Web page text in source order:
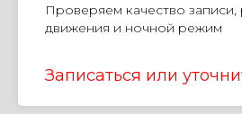
Проверяем качество записи,
движения и ночной режим
Записаться или